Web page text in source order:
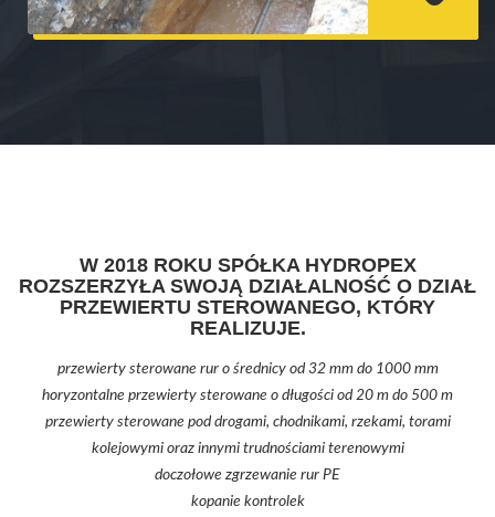
W 2018 ROKU SPÓŁKA HYDROPEX
ROZSZERZYŁA SWOJĄ DZIAŁALNOŚĆ O DZIAŁ
PRZEWIERTU STEROWANEGO, KTÓRY
REALIZUJE.
przewierty sterowane rur o średnicy od 32 mm do 1000 mm
horyzontalne przewierty sterowane o długości od 20 m do 500 m
przewierty sterowane pod drogami, chodnikami, rzekami, torami
kolejowymi oraz innymi trudnościami terenowymi
doczołowe zgrzewanie rur PE
kopanie kontrolek